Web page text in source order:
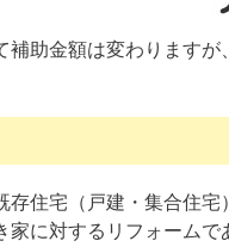
助金額は変わります
住宅（戸建・集合住宅
に対するリフォームで